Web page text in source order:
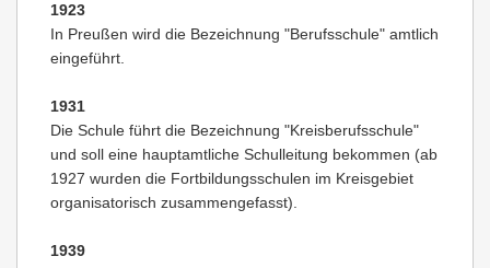
1923
In Preußen wird die Bezeichnung "Berufsschule" amtlich
eingeführt.
1931
Die Schule führt die Bezeichnung "Kreisberufsschule"
und soll eine hauptamtliche Schulleitung bekommen (ab
1927 wurden die Fortbildungsschulen im Kreisgebiet
organisatorisch zusammengefasst).
1939